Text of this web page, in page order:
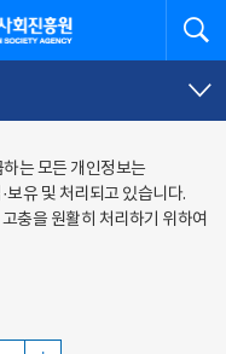
는 모든 개인정보는
보유 및 처리되고 있습니다.
충을 원활히 처리하기 위하여